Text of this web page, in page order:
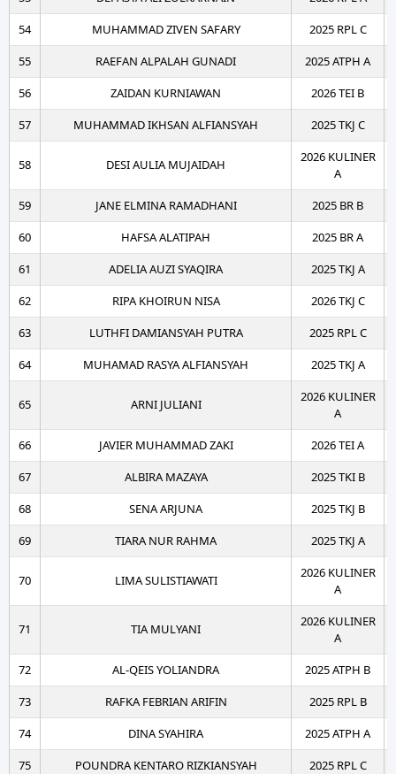
54
MUHAMMAD ZIVEN SAFARY
2025 RPL C
55
RAEFAN ALPALAH GUNADI
2025 ATPH A
56
ZAIDAN KURNIAWAN
2026 TEI B
57
MUHAMMAD IKHSAN ALFIANSYAH 2025 TKJ C
58 DESI AULIA MUJAIDAH
2026 KULINER
A
59
JANE ELMINA RAMADHANI
2025 BR B
60
HAFSA ALATIPAH
2025 BR A
61
ADELIA AUZI SYAQIRA
2025 TKJ A
62
RIPA KHOIRUN NISA
2026 TKJ C
63
LUTHFI DAMIANSYAH PUTRA
2025 RPL C
64
MUHAMAD RASYA ALFIANSYAH 2025 TKJ A
65 ARNI JULIANI
2026 KULINER
A
66
JAVIER MUHAMMAD ZAKI
2026 TEI A
67
ALBIRA MAZAYA
2025 TKI B
68
SENA ARJUNA
2025 TKJ B
69
TIARA NUR RAHMA 2025 TKJ A
70 LIMA SULISTIAWATI
2026 KULINER
A
71 TIA MULYANI
2026 KULINER
A
72
AL-QEIS YOLIANDRA
2025 ATPH B
73
RAFKA FEBRIAN ARIFIN
2025 RPL B
74
DINA SYAHIRA
2025 ATPH A
75
POUNDRA KENTARO RIZKIANSYAH
2025 RPL C